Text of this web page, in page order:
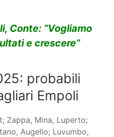
Conte: “Vogliamo
e crescere”
probabili
Empoli
Zappa, Mina, Luperto;
Augello; Luvumbo,